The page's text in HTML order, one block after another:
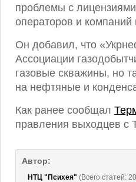
проблемы с
операторов и
Он добавил, что
Ассоциации
газовые скважины, но
на нефтяные и
Как ранее сообщал
правления выходцев с
Автор:
НТЦ "Психея" (Всего статей: